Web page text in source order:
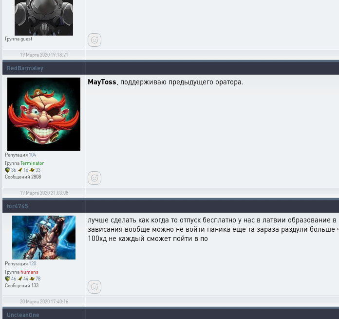
Группаguest
19 Марта 2020 19:18:21
RedBarmaley
Репутация 104
ГруппаTerminator
36
16
33
Сообщений 2808
MayToss, поддерживаю предыдущего оратора.
19 Марта 2020 21:03:08
tor4745
Репутация 120
Группаhumans
46
44
78
Сообщений 133
лучше сделать как когда то отпуск бесплатно у нас в латвии
зависания вообще можно не войти паника еще та зараза раздули
100хд не каждый сможет пойти в по
20 Марта 2020 17:40:16
UncleanOne